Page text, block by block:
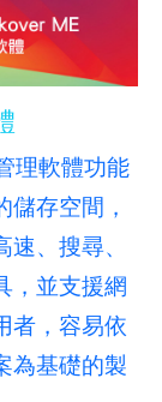
理軟體功能
存空間，
、搜尋、
，並支援網
者，容易依
為基礎的製